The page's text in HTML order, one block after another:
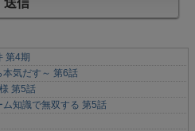
第4期
気だす～ 第6話
第5話
知識で無双する 第5話